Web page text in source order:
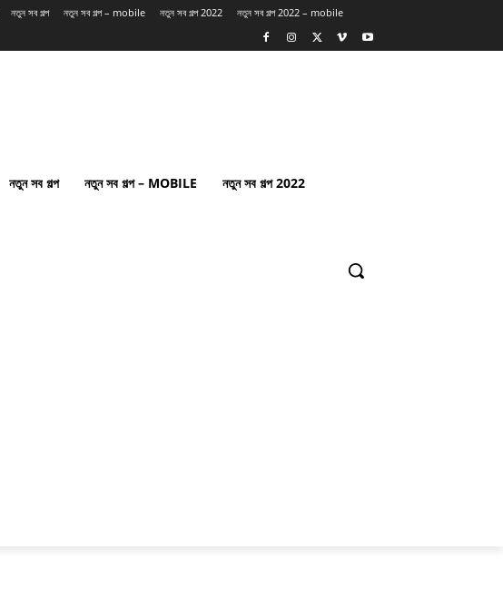
নতুন সব গল্প নতুন সব গল্প – mobile নতুন সব গল্প 2022 নতুন সব গল্প 2022 – mobile
নতুন সব গল্প নতুন সব গল্প – MOBILE নতুন সব গল্প 2022